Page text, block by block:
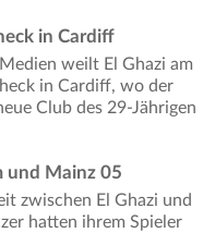
in Cardiff
weilt El Ghazi am
in Cardiff, wo der
Club des 29-Jährigen
und Mainz 05
zwischen El Ghazi und
hatten ihrem Spieler